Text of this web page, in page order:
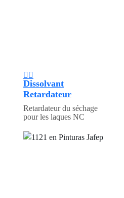
Dissolvant
Retardateur
Retardateur du séchage
pour les laques NC